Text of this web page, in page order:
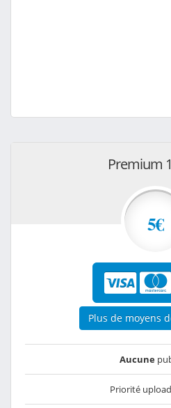
Premium
5€
Plus de moyens
Aucune
Priorité